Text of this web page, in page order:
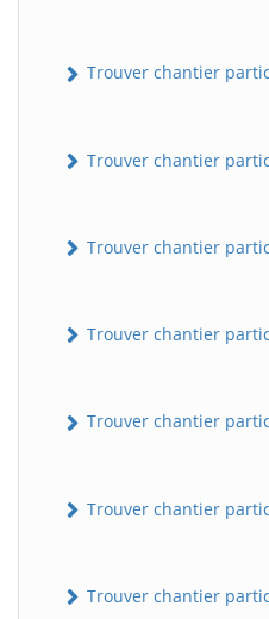
Trouver chantier
Trouver chantier
Trouver chantier
Trouver chantier
Trouver chantier
Trouver chantier
Trouver chantier